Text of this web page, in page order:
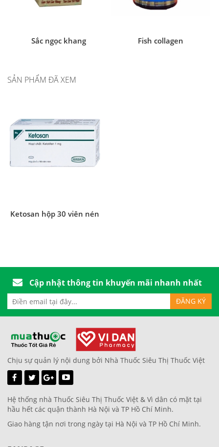
Sắc ngọc khang Fish collagen
SẢN PHẨM ĐÃ XEM
Ketosan hộp 30 viên nén
Cập nhật thông tin khuyến mãi nhanh nhất
Chịu sự quản lý nội dung bởi Nhà Thuốc Siêu Thị Thuốc Việt
Hệ thống nhà Thuốc Siêu Thị Thuốc Việt & Vì dân có mặt tại
hầu hết các quận thành Hà Nội và TP Hồ Chí Minh.
Giao hàng tận nơi trong ngày tại Hà Nội và TP Hồ Chí Minh.